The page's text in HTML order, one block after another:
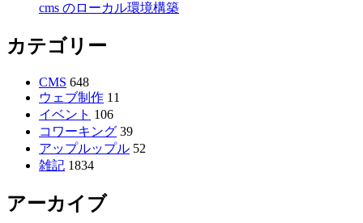
cms のローカル環境構築
カテゴリー
CMS 648
ウェブ制作 11
イベント 106
コワーキング 39
アップルップル 52
雑記 1834
アーカイブ